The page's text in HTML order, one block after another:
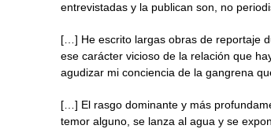
entrevistadas y la publican son, no
[…] He escrito largas obras de reportaje
ese carácter vicioso de la relación que
agudizar mi conciencia de la gangrena
[…] El rasgo dominante y más
temor alguno, se lanza al agua y se